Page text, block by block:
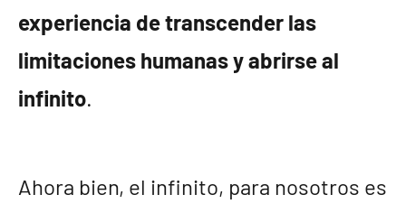
experiencia de transcender las
limitaciones humanas y abrirse al
infinito.
Ahora bien, el infinito, para nosotros es